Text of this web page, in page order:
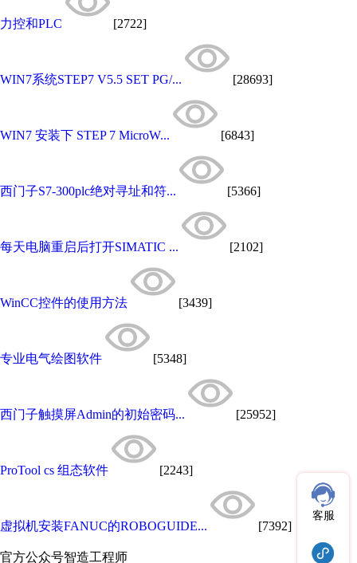
力控和PLC [2722]
WIN7系统STEP7 V5.5 SET PG/... [28693]
WIN7 安装下 STEP 7 MicroW... [6843]
西门子S7-300plc绝对寻址和符... [5366]
每天电脑重启后打开SIMATIC ... [2102]
WinCC控件的使用方法 [3439]
专业电气绘图软件 [5348]
西门子触摸屏Admin的初始密码... [25952]
ProTool cs 组态软件 [2243]
虚拟机安装FANUC的ROBOGUIDE... [7392]
官方公众号智造工程师
客服